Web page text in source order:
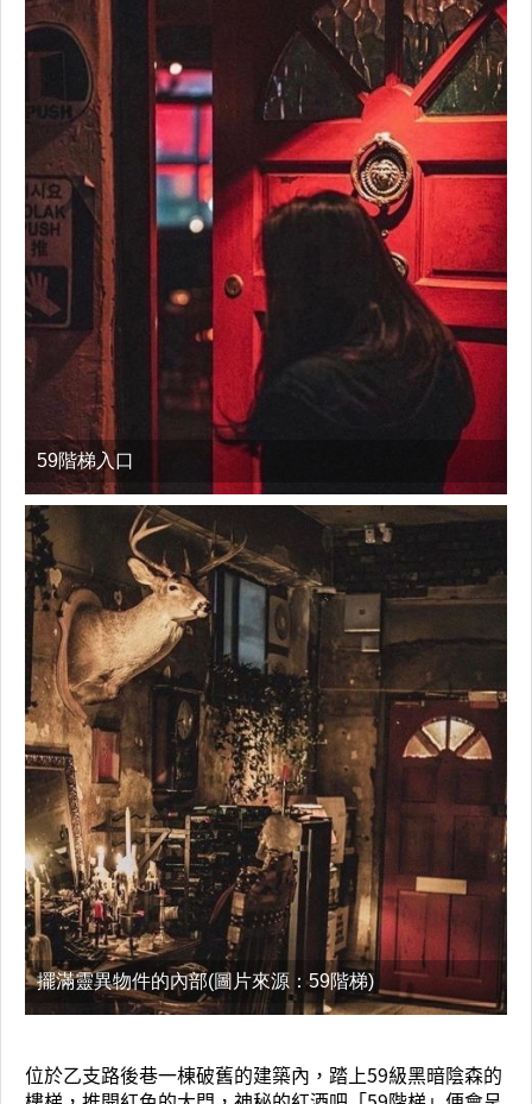
59階梯入口
擺滿靈異物件的內部(圖片來源：59階梯)
位於乙支路後巷一棟破舊的建築內，踏上59級黑暗陰森的